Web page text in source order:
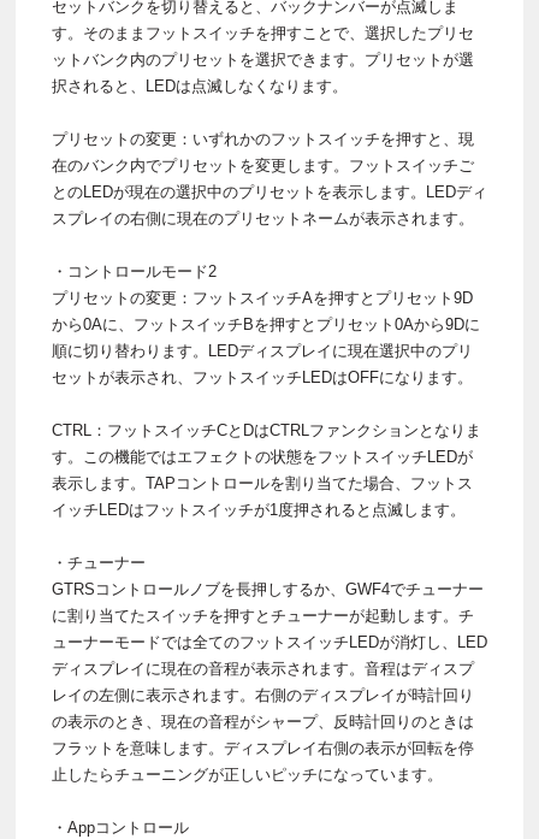
セットバンクを切り替えると、バックナンバーが点滅しま
す。そのままフットスイッチを押すことで、選択したプリセ
ットバンク内のプリセットを選択できます。プリセットが選
択されると、LEDは点滅しなくなります。
プリセットの変更：いずれかのフットスイッチを押すと、現
在のバンク内でプリセットを変更します。フットスイッチご
とのLEDが現在の選択中のプリセットを表示します。LEDディ
スプレイの右側に現在のプリセットネームが表示されます。
・コントロールモード2
プリセットの変更：フットスイッチAを押すとプリセット9D
から0Aに、フットスイッチBを押すとプリセット0Aから9Dに
順に切り替わります。LEDディスプレイに現在選択中のプリ
セットが表示され、フットスイッチLEDはOFFになります。
CTRL：フットスイッチCとDはCTRLファンクションとなりま
す。この機能ではエフェクトの状態をフットスイッチLEDが
表示します。TAPコントロールを割り当てた場合、フットス
イッチLEDはフットスイッチが1度押されると点滅します。
・チューナー
GTRSコントロールノブを長押しするか、GWF4でチューナー
に割り当てたスイッチを押すとチューナーが起動します。チ
ューナーモードでは全てのフットスイッチLEDが消灯し、LED
ディスプレイに現在の音程が表示されます。音程はディスプ
レイの左側に表示されます。右側のディスプレイが時計回り
の表示のとき、現在の音程がシャープ、反時計回りのときは
フラットを意味します。ディスプレイ右側の表示が回転を停
止したらチューニングが正しいピッチになっています。
・Appコントロール